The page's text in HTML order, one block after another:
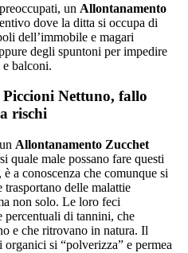
un Allontanamento
dove la ditta si occupa di
dell’immobile e magari
degli spuntoni per impedire
balconi.
Nettuno, fallo
rischi
Allontanamento Zucchet
quale male possano fare questi
a conoscenza che comunque si
delle malattie
non solo. Le loro feci
percentuali di tannini, che
e che ritrovano in natura. Il
si “polverizza” e permea